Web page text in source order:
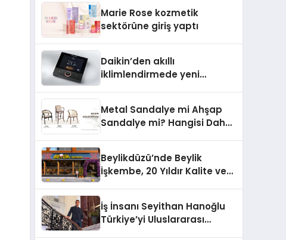
Aldı
Marie Rose kozmetik
sektörüne giriş yaptı
Daikin’den akıllı
iklimlendirmede yeni
Metal Sandalye mi Ahşap
Sandalye mi? Hangisi Daha
Beylikdüzü’nde Beylik
İşkembe, 20 Yıldır Kalite ve
İş İnsanı Seyithan Hanoğlu
Türkiye’yi Uluslararası